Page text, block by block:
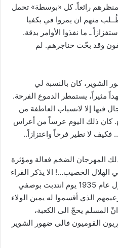
رائعاً. كل «بوسطة» تحمل
منهم ان يمروا في بكفيا
ـ ما نفذوا الأوامر بدقة.
وقد بحّت حناجرهم. لم
الشوير، كان بالنسبة لي
مثيراً، يستمطر الدموع الفرحة.
فيها إلا لانسياب العاطفة من
كان ذلك اليوم عرساً من أعراس
لا نطير فرحاً واعتزازاً..
المهرجان الضخم فعالة ومؤثرة
الهلال الخصيب…! الا يذكر القراء
خطابي في رفقاء الشوير في ايلول عام 1935 يوم انتدبت بوصفي
الذي أقسموا له يمين الولاء
المسلم يحجّ الى الكعبة،
القوميون فالى ضهور الشوير